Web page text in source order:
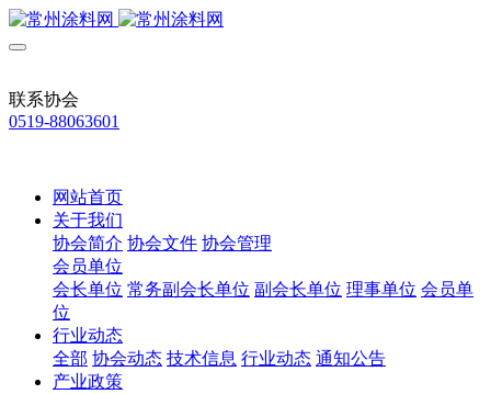
联系协会
0519-88063601
网站首页
关于我们
协会简介 协会文件 协会管理
会员单位
会长单位 常务副会长单位 副会长单位 理事单位 会员单
位
行业动态
全部 协会动态 技术信息 行业动态 通知公告
产业政策